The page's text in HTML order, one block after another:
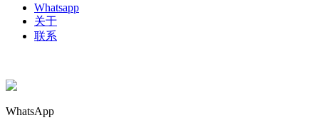
Whatsapp
关于
联系
WhatsApp